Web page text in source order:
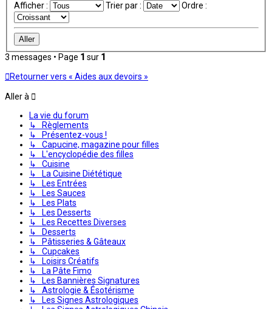
Afficher : Trier par : Ordre :
3 messages • Page 1 sur 1
Retourner vers « Aides aux devoirs »
Aller à
La vie du forum
↳ Règlements
↳ Présentez-vous !
↳ Capucine, magazine pour filles
↳ L'encyclopédie des filles
↳ Cuisine
↳ La Cuisine Diététique
↳ Les Entrées
↳ Les Sauces
↳ Les Plats
↳ Les Desserts
↳ Les Recettes Diverses
↳ Desserts
↳ Pâtisseries & Gâteaux
↳ Cupcakes
↳ Loisirs Créatifs
↳ La Pâte Fimo
↳ Les Bannières Signatures
↳ Astrologie & Ésotérisme
↳ Les Signes Astrologiques